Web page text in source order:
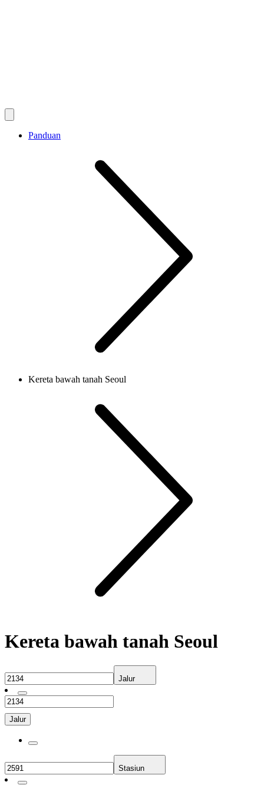
Panduan
Kereta bawah tanah Seoul
Kereta bawah tanah Seoul
Jalur
Jalur
Stasiun